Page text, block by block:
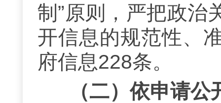
制”原则，严把政治
开信息的规范性、
府信息228条。
（二）依申请公